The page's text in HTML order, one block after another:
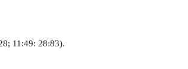
11:49: 28:83).